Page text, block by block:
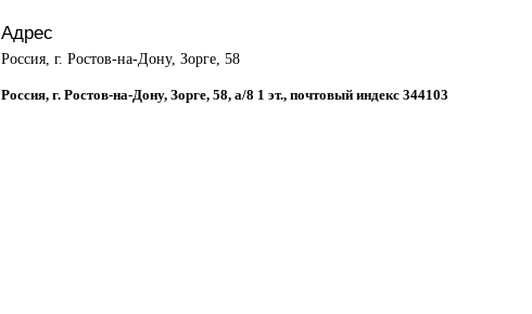
Адрес
Россия, г. Ростов-на-Дону, Зорге, 58
Россия, г. Ростов-на-Дону, Зорге, 58, a/8 1 эт., почтовый индекс 344103